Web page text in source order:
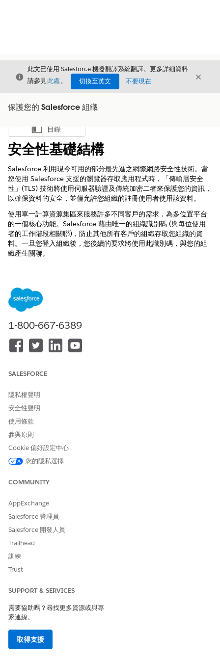
結束
此文已使用 Salesforce 機器翻譯系統翻譯。更多詳細資料
請參見此處。 切換至英文 不要現在 結束
保護您的 Salesforce 組織
顯示目錄
目錄
安全性基礎結構
Salesforce 利用現今可用的部分最先進之網際網路安全性技術。當
您使用 Salesforce 支援的瀏覽器存取應用程式時，「傳輸層安全
性」(TLS) 技術將使用伺服器驗證及傳統加密二者來保護您的資訊，
以確保資料的安全，並僅允許您組織的註冊使用者使用該資料。
使用單一計算資源集區來服務許多不同客戶的需求，為多位置平台
的一個核心功能。Salesforce 藉由唯一的組織識別碼 (與每位使用
者的工作階段相關聯)，防止其他所有客戶的組織存取您組織的資
料。一旦您登入組織後，您後續的要求將使用此識別碼，與您的組
織產生關聯。
Salesforce 要求用於播出通話的加密套件符合安全性標準。請檢查
您伺服器的加密套件清單，並確認他們以 128 位元 (AES128) 或
256 位元 (AES256) 串流金鑰支援進階加密標準 (AES)。否則，依
賴撥出通話至 HTTPS 伺服器的自訂程式碼會失敗。
另請參照：
Marketing Cloud Engagement 支援加密套件
1-800-667-6389
SALESFORCE
隱私權聲明
安全性聲明
使用條款
參與原則
Cookie 偏好設定中心
您的隱私選擇
COMMUNITY
AppExchange
Salesforce 管理員
Salesforce 開發人員
Trailhead
訓練
Trust
SUPPORT & SERVICES
需要協助嗎？尋找更多資源或與專
家連線。
取得支援